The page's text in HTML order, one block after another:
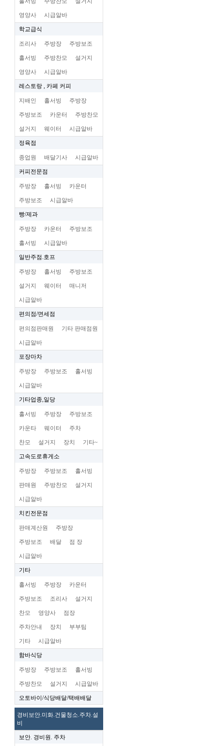
영양사 시급알바
학교급식
조리사 주방장 주방보조
홀서빙 주방찬모 설거지
영양사 시급알바
레스토랑 , 카페 커피
지배인 홀서빙 주방장
주방보조 카운터 주방찬모
설거지 웨이터 시급알바
정육점
종업원 배달기사 시급알바
커피전문점
주방장 홀서빙 카운터
주방보조 시급알바
빵/제과
주방장 카운터 주방보조
홀서빙 시급알바
일반주점.호프
주방장 홀서빙 주방보조
설거지 웨이터 매니저
시급알바
편의점/면세점
편의점판매원 기타 판매점원
시급알바
포장마차
주방장 주방보조 홀서빙
시급알바
기타업종,일당
홀서빙 주방장 주방보조
카운타 웨이터 주차
찬모 설거지 장치 기타~
고속도로휴게소
주방장 주방보조 홀서빙
판매원 주방찬모 설거지
시급알바
치킨전문점
판매계산원 주방장
주방보조 배달 점 장
시급알바
기타
홀서빙 주방장 카운터
주방보조 조리사 설거지
찬모 영양사 점장
주차안내 장치 부부팀
기타 시급알바
함바식당
주방장 주방보조 홀서빙
주방찬모 설거지 시급알바
오토바이/식당배달/택배배달
경비보안.미화.건물청소.주차.설
비
보안. 경비원. 주차